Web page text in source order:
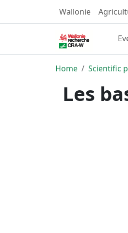
Wallonie
Home Scientific
Les